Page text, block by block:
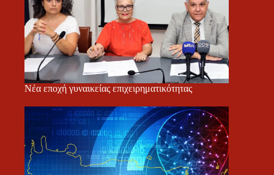
Νέα εποχή γυναικείας επιχειρηματικότητας